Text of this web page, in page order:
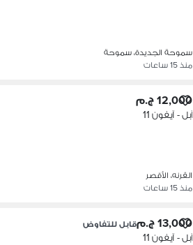
سموحة الجديدة، سموحة
منذ 15 ساعات
12,000 ج.م
آبل - آيفون 11
القرنه، الأقصر
منذ 15 ساعات
13,000 ج.م قابل للتفاوض
آبل - آيفون 11